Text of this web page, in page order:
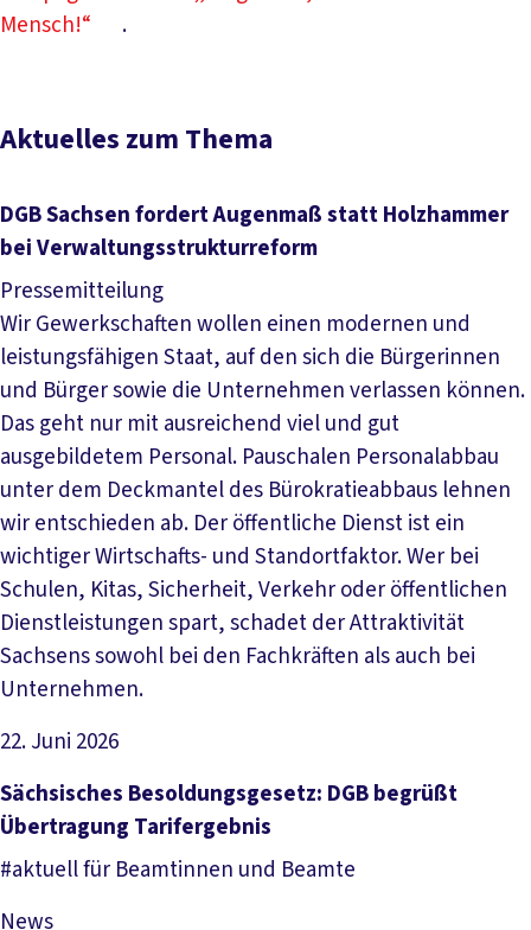
Mensch!“
.
Aktuelles zum Thema
DGB Sachsen fordert Augenmaß statt Holzhammer
bei Verwaltungsstrukturreform
Pressemitteilung
Wir Gewerkschaften wollen einen modernen und
leistungsfähigen Staat, auf den sich die Bürgerinnen
und Bürger sowie die Unternehmen verlassen können.
Das geht nur mit ausreichend viel und gut
ausgebildetem Personal. Pauschalen Personalabbau
unter dem Deckmantel des Bürokratieabbaus lehnen
wir entschieden ab. Der öffentliche Dienst ist ein
wichtiger Wirtschafts- und Standortfaktor. Wer bei
Schulen, Kitas, Sicherheit, Verkehr oder öffentlichen
Dienstleistungen spart, schadet der Attraktivität
Sachsens sowohl bei den Fachkräften als auch bei
Unternehmen.
22. Juni 2026
Artikel lesen
Sächsisches Besoldungsgesetz: DGB begrüßt
Übertragung Tarifergebnis
#aktuell für Beamtinnen und Beamte
News